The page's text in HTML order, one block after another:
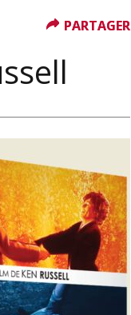
PARTAGER
PARTAGER